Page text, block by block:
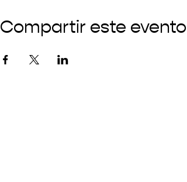
Compartir este evento